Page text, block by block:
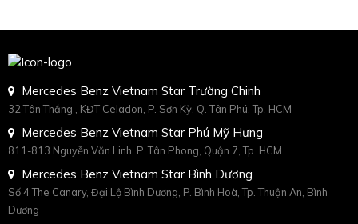
Mercedes Benz Vietnam Star Trường Chinh
32 Tân Thắng , KĐT Celadon, P. Sơn Kỳ, Q. Tân Phú, Tp. HCM
Mercedes Benz Vietnam Star Phú Mỹ Hưng
811-813 Nguyễn Văn Linh, P. Tân Phong, Quận 7, Tp. HCM
Mercedes Benz Vietnam Star Bình Dương
Số 4 The Canary, Đại Lộ Bình Dương, P. Bình Hoà, Tp. Thuận An, Bình
Dương